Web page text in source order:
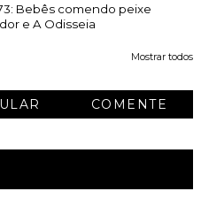
Bebês comendo peixe
e A Odisseia
Mostrar todos
COMENTE